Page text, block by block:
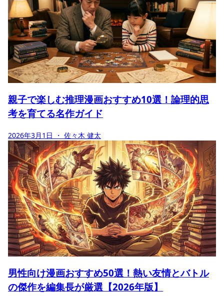
親子で楽しむ推理漫画おすすめ10選！論理的思
考を育てる名作ガイド
2026年3月1日 ・ 佐々木 健太
男性向け漫画おすすめ50選！熱い友情とバトル
の傑作を編集長が厳選【2026年版】